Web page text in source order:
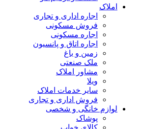
املاک
اجاره اداری و تجاری
فروش مسکونی
اجاره مسکونی
اجاره اتاق و پانسیون
زمین و باغ
ملک صنعتی
مشاور املاک
ویلا
سایر خدمات املاک
فروش اداری و تجاری
لوازم خانگی و شخصی
پوشاک